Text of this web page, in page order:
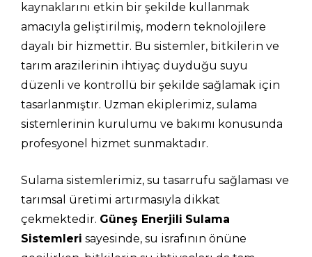
kaynaklarını etkin bir şekilde kullanmak
amacıyla geliştirilmiş, modern teknolojilere
dayalı bir hizmettir. Bu sistemler, bitkilerin ve
tarım arazilerinin ihtiyaç duyduğu suyu
düzenli ve kontrollü bir şekilde sağlamak için
tasarlanmıştır. Uzman ekiplerimiz, sulama
sistemlerinin kurulumu ve bakımı konusunda
profesyonel hizmet sunmaktadır.
Sulama sistemlerimiz, su tasarrufu sağlaması ve
tarımsal üretimi artırmasıyla dikkat
çekmektedir. Güneş Enerjili Sulama
Sistemleri sayesinde, su israfının önüne